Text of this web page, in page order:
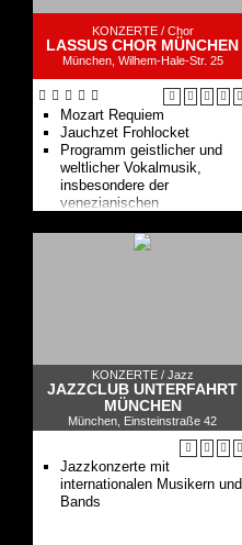
KONZERTE / Chor
LASSUS CHOR MÜNCHEN
München, Wilhem-Hale-Str. 25
Mozart Requiem
Jauchzet Frohlocket
Programm geistlicher und
weltlicher Vokalmusik,
insbesondere der
venezianischen
Chor und Instrumente
KONZERTE / Jazz
JAZZCLUB UNTERFAHRT
MÜNCHEN
München, Einsteinstraße 42
Jazzkonzerte mit
internationalen Musikern und
Bands